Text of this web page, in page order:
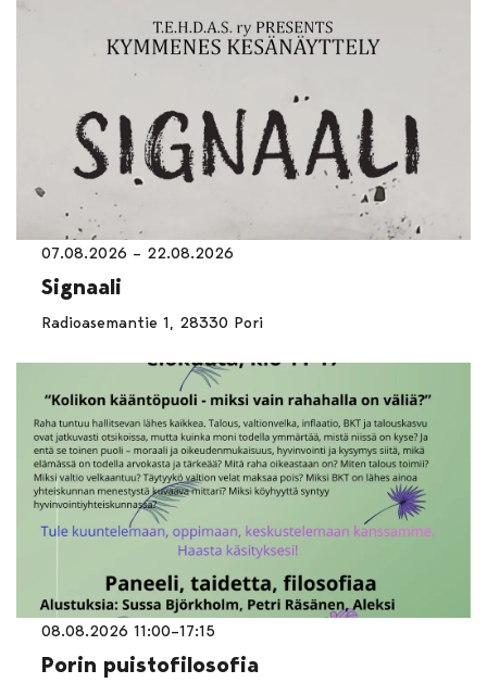
07.08.2026 – 22.08.2026
Signaali
Radioasemantie 1, 28330 Pori
08.08.2026 11:00–17:15
Porin puistofilosofia